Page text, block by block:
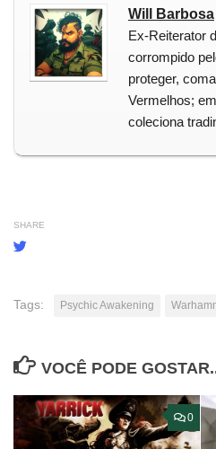
Will Barbosa
Ex-Reiterator
corrompido
proteger,
Vermelhos;
coleciona
SHARE
Tags: Psychic Awakening
VOCÊ PODE
0